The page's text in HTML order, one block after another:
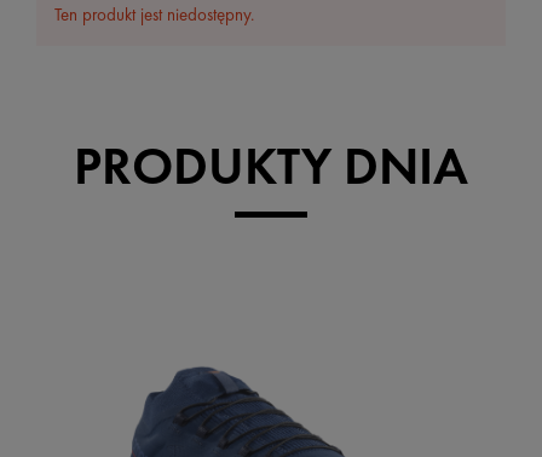
Ten produkt jest niedostępny.
PRODUKTY DNIA